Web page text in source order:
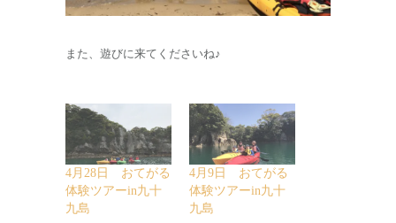
また、遊びに来てくださいね♪
4月28日 おてがる
体験ツアーin九十
九島
4月9日 おてがる
体験ツアーin九十
九島